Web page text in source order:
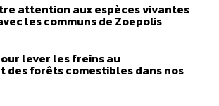
attention aux espèces vivantes
les communs de Zoepolis
lever les freins au
des forêts comestibles dans nos